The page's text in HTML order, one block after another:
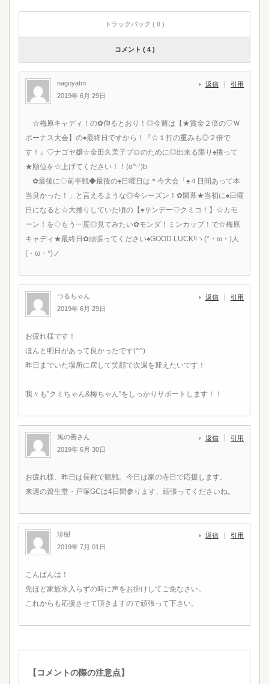
トラックバック ( 0 )
コメント ( 4 )
nagoyatm
2019年 6月 29日
返信 引用
☆梅原キャディ！の✿仰るとおり！◎今週は【★賞金２倍の♡Ｗ
ボーナス大会】の♠最終日ですから！『☆１打の重みも◎２倍で
す！』♡ナゴヤ嬢☆金田久美子プロのために◎出来る限り♠捲って
★順位を☆上げてください！！(o^-‘)b
✿最後に◇前半戦◆最後の♠日曜日は＊今大会「♠４日間あって本
当良かった！」と言えるような◎今シーズン！✿開幕★当初に♠日曜
日になると☆大捲りしていた頃の【♠サンデー♡クミコ！】☆カモ
ーン！を◇もう一度◎見てみたい✿モンダ！ミンカップ！で☆梅原
キャディ★最終日✿頑張ってください♠GOOD LUCK!!ヽ(*・ω・)人
(・ω・*)ノ
つるちゃん
2019年 6月 29日
返信 引用
お疲れ様です！
ほんと明日があって良かったです(^^)
昨日までいた場所に戻して笑顔で次週を迎えたいです！
我々も”クミちゃん&梅ちゃん”をしっかりサポートします！！
風の善さん
2019年 6月 30日
返信 引用
お疲れ様、昨日は長靴で観戦。今日は家の寺日で応援します。
来週の資生堂・戸塚GCは4日間参ります、頑張ってくださいね。
珍樹
2019年 7月 01日
返信 引用
こんばんは！
先ほど家族水入らずの時に声をお掛けしてご免なさい。
これからも応援させて頂きますので頑張って下さい。
【コメントの際の注意点】